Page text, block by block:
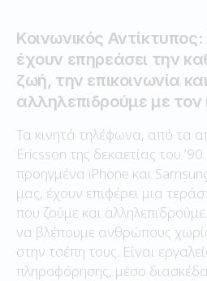
Κοινωνικός
έχουν επηρεάσει την
ζωή, την επικοινωνία
αλληλεπιδρούμε με τον
Τα κινητά τηλέφωνα, από τα
Ericsson της δεκαετίας του
προηγμένα iPhone και
μας, έχουν επιφέρει μια
που ζούμε και
να βλέπουμε ανθρώπους
στην τσέπη τους. Είναι
πληροφόρησης, μέσο